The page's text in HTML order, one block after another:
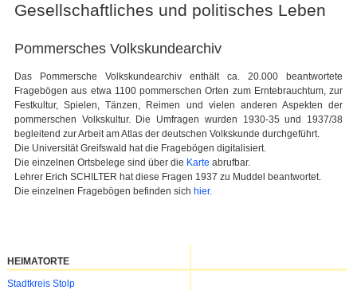
Gesellschaftliches und politisches Leben
Pommersches Volkskundearchiv
Das Pommersche Volkskundearchiv enthält ca. 20.000 beantwortete
Fragebögen aus etwa 1100 pommerschen Orten zum Erntebrauchtum, zur
Festkultur, Spielen, Tänzen, Reimen und vielen anderen Aspekten der
pommerschen Volkskultur. Die Umfragen wurden 1930-35 und 1937/38
begleitend zur Arbeit am Atlas der deutschen Volkskunde durchgeführt.
Die Universität Greifswald hat die Fragebögen digitalisiert.
Die einzelnen Ortsbelege sind über die Karte abrufbar.
Lehrer Erich SCHILTER hat diese Fragen 1937 zu Muddel beantwortet.
Die einzelnen Fragebögen befinden sich hier.
HEIMATORTE
Navigation
Stadtkreis Stolp